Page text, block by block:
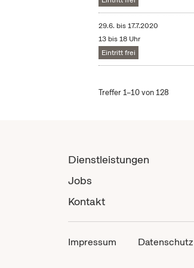
29.6. bis17.7.2020
13 bis 18 Uhr
Eintritt frei
Treffer 1–10 von 128
Dienstleistungen
Jobs
Kontakt
Impressum Datenschutz